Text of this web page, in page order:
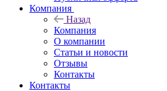
Компания
Назад
Компания
О компании
Статьи и новости
Отзывы
Контакты
Контакты